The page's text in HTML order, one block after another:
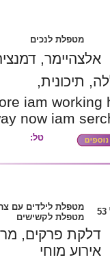
מטפלת לנכים
אלצהיימר,
תיכונית,
iam working
now iam
טל:
מטפלת לילדים עם
מטפלת לקשישים
דלקת פרקים,
אירוע מוחי